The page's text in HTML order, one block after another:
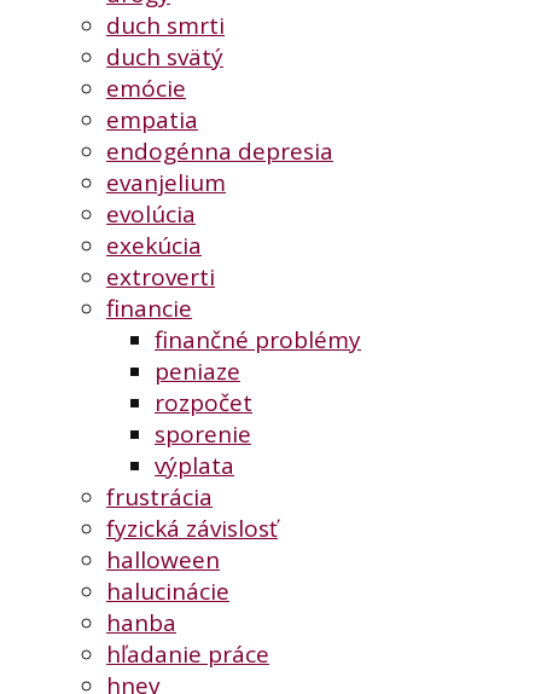
duch smrti
duch svätý
emócie
empatia
endogénna depresia
evanjelium
evolúcia
exekúcia
extroverti
financie
finančné problémy
peniaze
rozpočet
sporenie
výplata
frustrácia
fyzická závislosť
halloween
halucinácie
hanba
hľadanie práce
hnev